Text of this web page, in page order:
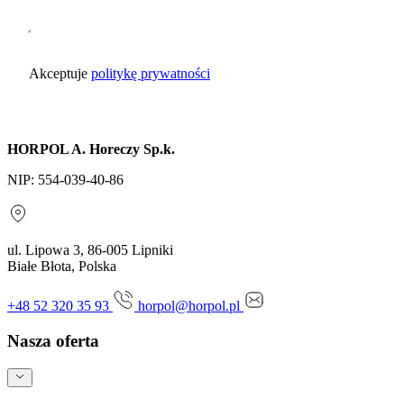
Akceptuje politykę prywatności
HORPOL A. Horeczy Sp.k.
NIP: 554-039-40-86
ul. Lipowa 3, 86-005 Lipniki
Białe Błota, Polska
+48 52 320 35 93 horpol@horpol.pl
Nasza oferta